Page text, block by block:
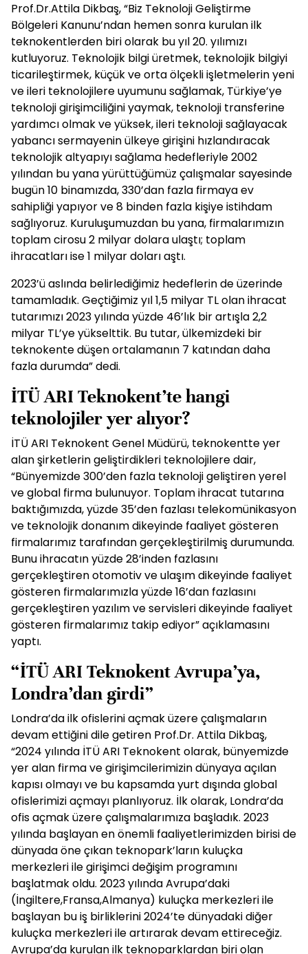
Prof.Dr.Attila Dikbaş, “Biz Teknoloji Geliştirme
Bölgeleri Kanunu’ndan hemen sonra kurulan ilk
teknokentlerden biri olarak bu yıl 20. yılımızı
kutluyoruz. Teknolojik bilgi üretmek, teknolojik bilgiyi
ticarileştirmek, küçük ve orta ölçekli işletmelerin yeni
ve ileri teknolojilere uyumunu sağlamak, Türkiye’ye
teknoloji girişimciliğini yaymak, teknoloji transferine
yardımcı olmak ve yüksek, ileri teknoloji sağlayacak
yabancı sermayenin ülkeye girişini hızlandıracak
teknolojik altyapıyı sağlama hedefleriyle 2002
yılından bu yana yürüttüğümüz çalışmalar sayesinde
bugün 10 binamızda, 330’dan fazla firmaya ev
sahipliği yapıyor ve 8 binden fazla kişiye istihdam
sağlıyoruz. Kuruluşumuzdan bu yana, firmalarımızın
toplam cirosu 2 milyar dolara ulaştı; toplam
ihracatları ise 1 milyar doları aştı.
2023’ü aslında belirlediğimiz hedeflerin de üzerinde
tamamladık. Geçtiğimiz yıl 1,5 milyar TL olan ihracat
tutarımızı 2023 yılında yüzde 46’lık bir artışla 2,2
milyar TL’ye yükselttik. Bu tutar, ülkemizdeki bir
teknokente düşen ortalamanın 7 katından daha
fazla durumda” dedi.
İTÜ ARI Teknokent’te hangi
teknolojiler yer alıyor?
İTÜ ARI Teknokent Genel Müdürü, teknokentte yer
alan şirketlerin geliştirdikleri teknolojilere dair,
“Bünyemizde 300’den fazla teknoloji geliştiren yerel
ve global firma bulunuyor. Toplam ihracat tutarına
baktığımızda, yüzde 35’den fazlası telekomünikasyon
ve teknolojik donanım dikeyinde faaliyet gösteren
firmalarımız tarafından gerçekleştirilmiş durumunda.
Bunu ihracatın yüzde 28’inden fazlasını
gerçekleştiren otomotiv ve ulaşım dikeyinde faaliyet
gösteren firmalarımızla yüzde 16’dan fazlasını
gerçekleştiren yazılım ve servisleri dikeyinde faaliyet
gösteren firmalarımız takip ediyor” açıklamasını
yaptı.
“İTÜ ARI Teknokent Avrupa’ya,
Londra’dan girdi”
Londra’da ilk ofislerini açmak üzere çalışmaların
devam ettiğini dile getiren Prof.Dr. Attila Dikbaş,
“2024 yılında İTÜ ARI Teknokent olarak, bünyemizde
yer alan firma ve girişimcilerimizin dünyaya açılan
kapısı olmayı ve bu kapsamda yurt dışında global
ofislerimizi açmayı planlıyoruz. İlk olarak, Londra’da
ofis açmak üzere çalışmalarımıza başladık. 2023
yılında başlayan en önemli faaliyetlerimizden birisi de
dünyada öne çıkan teknopark’ların kuluçka
merkezleri ile girişimci değişim programını
başlatmak oldu. 2023 yılında Avrupa’daki
(İngiltere,Fransa,Almanya) kuluçka merkezleri ile
başlayan bu iş birliklerini 2024’te dünyadaki diğer
kuluçka merkezleri ile artırarak devam ettireceğiz.
Avrupa’da kurulan ilk teknoparklardan biri olan